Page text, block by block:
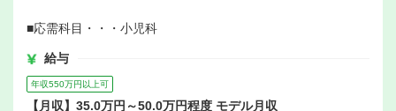
■応需科目・・・小児科
給与
年収550万円以上可
【月収】35.0万円～50.0万円程度 モデル月収